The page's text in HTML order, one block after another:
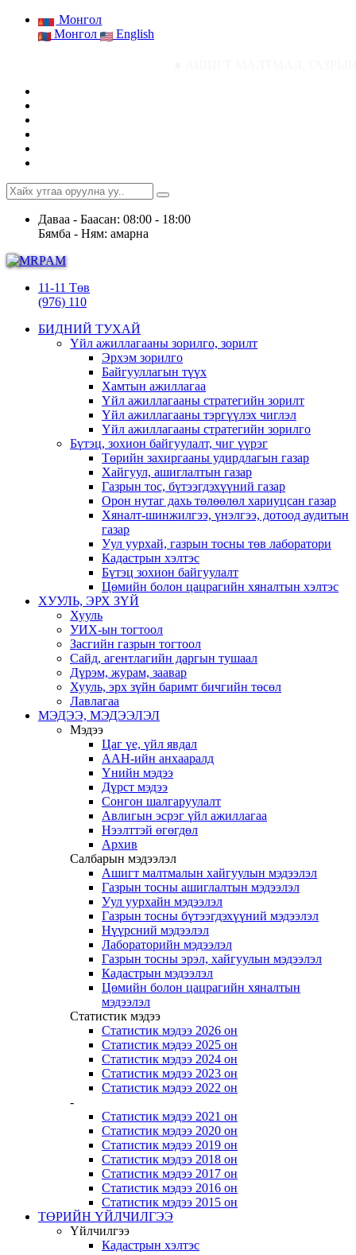
Монгол
Монгол
English
Даваа - Баасан: 08:00 - 18:00
Бямба - Ням: амарна
11-11 Төв
(976) 110
БИДНИЙ ТУХАЙ
Үйл ажиллагааны зорилго, зорилт
Эрхэм зорилго
Байгууллагын түүх
Хамтын ажиллагаа
Үйл ажиллагааны стратегийн зорилт
Үйл ажиллагааны тэргүүлэх чиглэл
Үйл ажиллагааны стратегийн зорилго
Бүтэц, зохион байгуулалт, чиг үүрэг
Төрийн захиргааны удирдлагын газар
Хайгуул, ашиглалтын газар
Газрын тос, бүтээгдэхүүний газар
Орон нутаг дахь төлөөлөл хариуцсан газар
Хяналт-шинжилгээ, үнэлгээ, дотоод аудитын
газар
Уул уурхай, газрын тосны төв лаборатори
Кадастрын хэлтэс
Бүтэц зохион байгуулалт
Цөмийн болон цацрагийн хяналтын хэлтэс
ХУУЛЬ, ЭРХ ЗҮЙ
Хууль
УИХ-ын тогтоол
Засгийн газрын тогтоол
Сайд, агентлагийн даргын тушаал
Дүрэм, журам, заавар
Хууль, эрх зүйн баримт бичгийн төсөл
Лавлагаа
МЭДЭЭ, МЭДЭЭЛЭЛ
Мэдээ
Цаг үе, үйл явдал
ААН-ийн анхааралд
Үнийн мэдээ
Дүрст мэдээ
Сонгон шалгаруулалт
Авлигын эсрэг үйл ажиллагаа
Нээлттэй өгөгдөл
Архив
Салбарын мэдээлэл
Ашигт малтмалын хайгуулын мэдээлэл
Газрын тосны ашиглалтын мэдээлэл
Уул уурхайн мэдээлэл
Газрын тосны бүтээгдэхүүний мэдээлэл
Нүүрсний мэдээлэл
Лабораторийн мэдээлэл
Газрын тосны эрэл, хайгуулын мэдээлэл
Кадастрын мэдээлэл
Цөмийн болон цацрагийн хяналтын
мэдээлэл
Статистик мэдээ
Статистик мэдээ 2026 он
Статистик мэдээ 2025 он
Статистик мэдээ 2024 он
Статистик мэдээ 2023 он
Статистик мэдээ 2022 он
-
Статистик мэдээ 2021 он
Статистик мэдээ 2020 он
Статистик мэдээ 2019 он
Статистик мэдээ 2018 он
Статистик мэдээ 2017 он
Статистик мэдээ 2016 он
Статистик мэдээ 2015 он
ТӨРИЙН ҮЙЛЧИЛГЭЭ
Үйлчилгээ
Кадастрын хэлтэс